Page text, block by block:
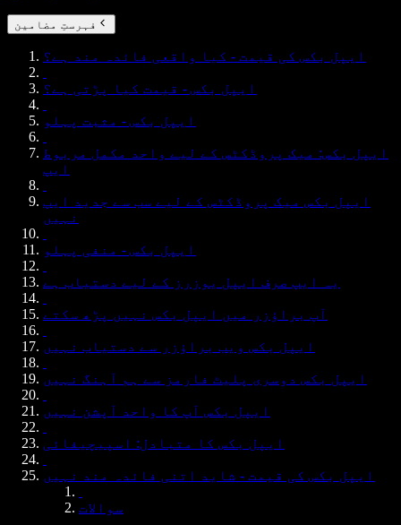
فہرستِ مضامین
ایپل بکس کی قیمت - کیا واقعی فائدہ مند ہے؟
ایپل بکس - قیمت کیا پڑتی ہے؟
ایپل بکس - مثبت پہلو
ایپل بکس: میک پروڈکٹس کے لیے واحد مکمل مربوط
ایپ
ایپل بکس میک پروڈکٹس کے لیے سب سے جدید ایپ
نہیں
ایپل بکس - منفی پہلو
یہ ایپ صرف ایپل یوزرز کے لیے دستیاب ہے
آپ براؤزر میں ایپل بکس نہیں پڑھ سکتے
ایپل بکس ویب براؤزر سے دستیاب نہیں
ایپل بکس دوسری پلیٹ فارمز سے ہم آہنگ نہیں
ایپل بکس آپ کا واحد آپشن نہیں
ایپل بکس کا متبادل: اسپیچیفائی
ایپل بکس کی قیمت - شاید اتنی فائدہ مند نہیں
سوالات